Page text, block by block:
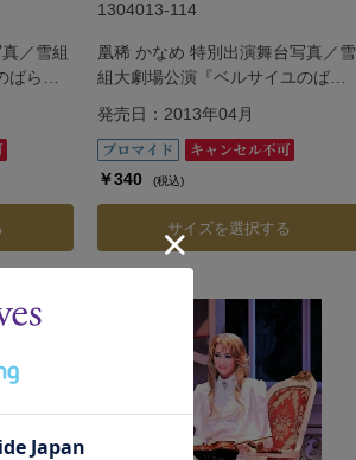
／雪組
ら』
1304013-114
凰稀 かなめ 特別出演舞台写真／雪
組大劇場公演『ベルサイユのば
ら』―フェルゼン編―
発売日：2013年04月
￥340 (税込)
サイズを選択する